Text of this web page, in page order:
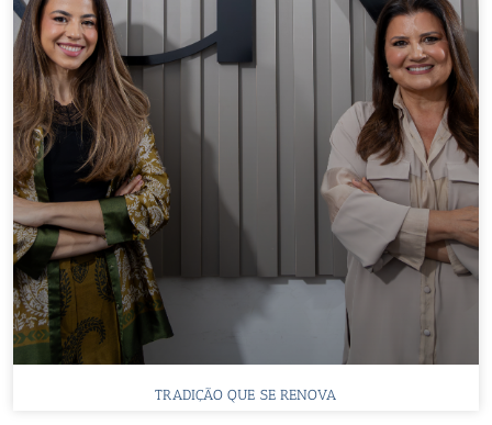
TRADIÇÃO QUE SE RENOVA